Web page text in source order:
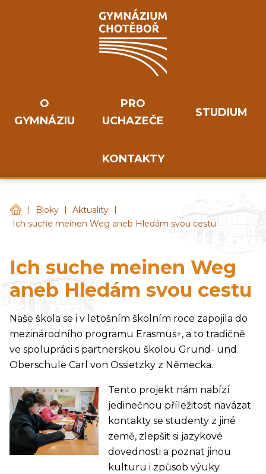
O
GYMNÁZIU
PRO
UCHAZEČE
STUDIUM
KONTAKTY
Gymnázium Chotěboř
| Bloky | Aktuality
|
Ich suche meinen Weg aneb Hledám svou cestu
Ich suche meinen Weg
aneb Hledám svou cestu
Naše škola se i v letošním školním roce zapojila do
mezinárodního programu Erasmus+, a to tradičně
ve spolupráci s partnerskou školou Grund- und
Oberschule Carl von Ossietzky z Německa.
Tento projekt nám nabízí
jedinečnou příležitost navázat
kontakty se studenty z jiné
země, zlepšit si jazykové
dovednosti a poznat jinou
kulturu i způsob výuky.